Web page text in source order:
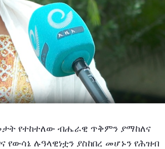
የተከተለው ብሔራዊ ጥቅምን ያማከለና
የውሳኔ ሉዓላዊነቷን ያስከበረ መሆኑን የሕዝብ